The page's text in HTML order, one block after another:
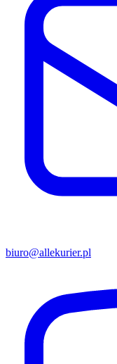
biuro@allekurier.pl